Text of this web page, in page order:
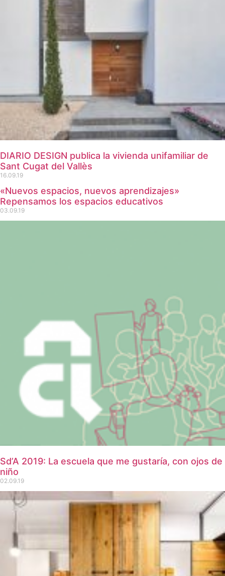
DIARIO DESIGN publica la vivienda unifamiliar de
Sant Cugat del Vallès
16.09.19
«Nuevos espacios, nuevos aprendizajes»
Repensamos los espacios educativos
03.09.19
Sd’A 2019: La escuela que me gustaría, con ojos de
niño
02.09.19